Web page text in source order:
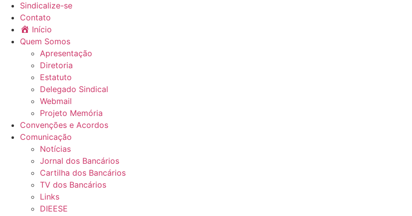
Sindicalize-se
Contato
Início
Quem Somos
Apresentação
Diretoria
Estatuto
Delegado Sindical
Webmail
Projeto Memória
Convenções e Acordos
Comunicação
Notícias
Jornal dos Bancários
Cartilha dos Bancários
TV dos Bancários
Links
DIEESE